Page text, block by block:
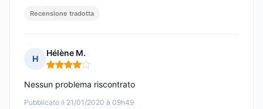
Recensione tradotta
H
Hélène M.
Nota: 4 su 5
Pubblicato il 21/01/2020 à 09h49
Nessun problema riscontrato